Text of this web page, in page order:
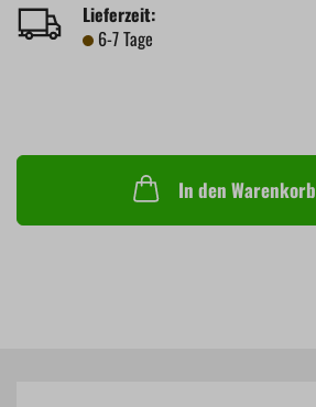
Lieferzeit:
6-7 Tage
In den Warenkorb